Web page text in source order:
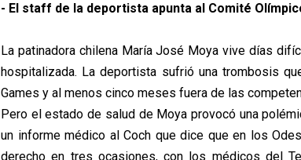
- El staff de la deportista apunta al Comité
La patinadora chilena María José Moya vive días
hospitalizada. La deportista sufrió una trombosis
Games y al menos cinco meses fuera de las
Pero el estado de salud de Moya provocó una
un informe médico al Coch que dice que en los
derecho en tres ocasiones, con los médicos del